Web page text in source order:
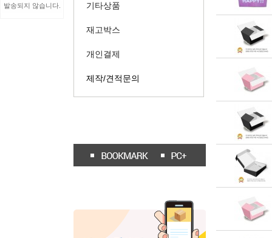
발송되지 않습니다.
기타상품
재고박스
개인결제
제작/견적문의